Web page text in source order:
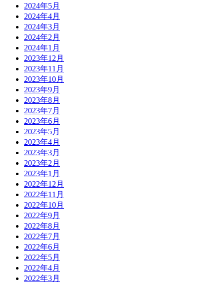
2024年5月
2024年4月
2024年3月
2024年2月
2024年1月
2023年12月
2023年11月
2023年10月
2023年9月
2023年8月
2023年7月
2023年6月
2023年5月
2023年4月
2023年3月
2023年2月
2023年1月
2022年12月
2022年11月
2022年10月
2022年9月
2022年8月
2022年7月
2022年6月
2022年5月
2022年4月
2022年3月